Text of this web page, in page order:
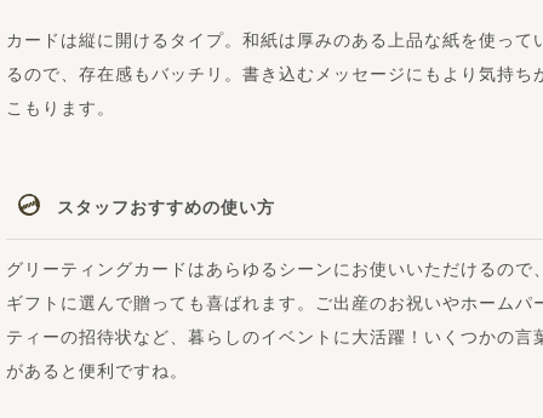
カードは縦に開けるタイプ。和紙は厚みのある上品な紙を使って
るので、存在感もバッチリ。書き込むメッセージにもより気持ち
こもります。
スタッフおすすめの使い方
グリーティングカードはあらゆるシーンにお使いいただけるので
ギフトに選んで贈っても喜ばれます。ご出産のお祝いやホームパ
ティーの招待状など、暮らしのイベントに大活躍！いくつかの言
があると便利ですね。